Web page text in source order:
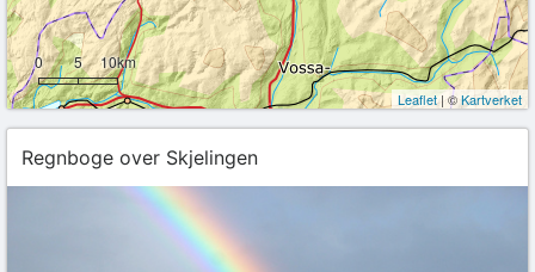
5
0 10km
Leaflet| ©Kartverket
Regnboge over Skjelingen